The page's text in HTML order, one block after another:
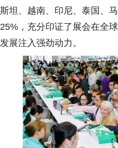
斯坦、越南、印尼、泰国、
25%，充分印证了展会在全
发展注入强劲动力。